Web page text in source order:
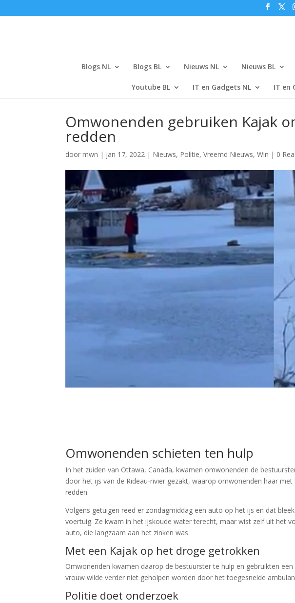
Blogs NL Blogs BL Nieuws NL Nieuws BL
Youtube BL IT en Gadgets NL IT en
Omwonenden gebruiken Kajak
redden
doormwn | jan 17, 2022 | Nieuws, Politie,Vreemd Nieuws,Win | 0
Omwonenden schieten ten hulp
In het zuiden van Ottawa, Canada, kwamen omwonenden de
door het ijs van de Rideau-rivier gezakt, waarop omwonenden haar
redden.
Volgens getuigen reed er zondagmiddag een auto op het ijs en dat
voertuig. Ze kwam in het ijskoude water terecht, maar wist zelf uit het
auto, die langzaam aan het zinken was.
Met een Kajak op het droge getrokken
Omwonenden kwamen daarop de bestuurster te hulp en gebruikten
vrouw wilde verder niet geholpen worden door het toegesnelde
Politie doet onderzoek